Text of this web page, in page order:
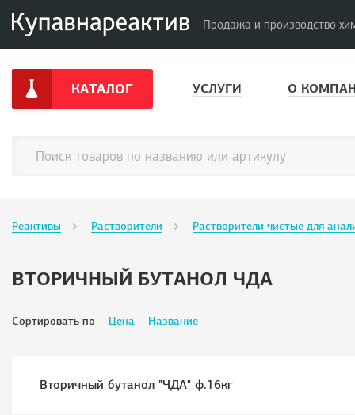
Продажа и производство
КАТАЛОГ УСЛУГИ О
Реактивы Растворители Растворители чистые для
ВТОРИЧНЫЙ БУТАНОЛ ЧДА
Сортировать по Цена Название
Вторичный бутанол "ЧДА" ф.16кг